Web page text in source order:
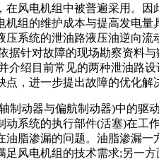
在风电机组中被普遍采用。因
机组的维护成本与提高发电量
压系统的泄油路液压油逆向流
据针对故障的现场勘察资料
介绍目前常见的两种泄油路
点，进一步提出故障的优化解
动器与偏航制动器)中的驱
动系统的执行部件(活塞)在工
油脂渗漏的问题。油脂渗漏一
足风电机组的技术需求;另一